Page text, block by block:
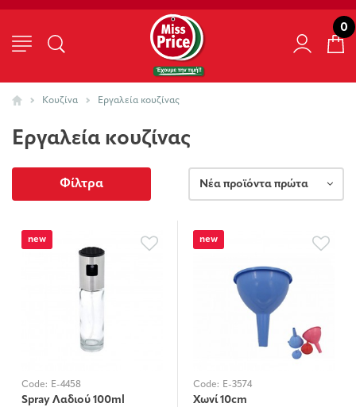
0
Κουζίνα Εργαλεία κουζίνας
Εργαλεία κουζίνας
Φίλτρα Νέα προϊόντα πρώτα
new
Code: E-4458
Spray Λαδιού 100ml
new
Code: E-3574
Χωνί 10cm